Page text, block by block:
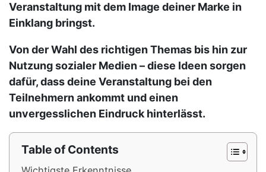
Veranstaltung mit dem Image deiner Marke in
Einklang bringst.
Von der Wahl des richtigen Themas bis hin zur
Nutzung sozialer Medien – diese Ideen sorgen
dafür, dass deine Veranstaltung bei den
Teilnehmern ankommt und einen
unvergesslichen Eindruck hinterlässt.
Table of Contents